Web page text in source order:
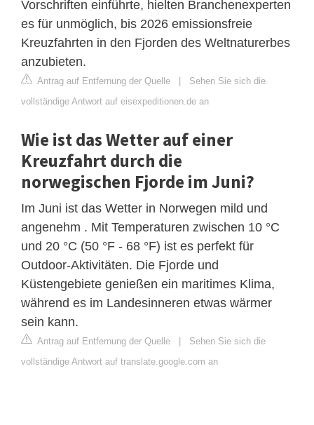
Vorschriften einführte, hielten Branchenexperten
es für unmöglich, bis 2026 emissionsfreie
Kreuzfahrten in den Fjorden des Weltnaturerbes
anzubieten.
Antrag auf Entfernung der Quelle | Sehen Sie sich die
vollständige Antwort auf eisexpeditionen.de an
Wie ist das Wetter auf einer
Kreuzfahrt durch die
norwegischen Fjorde im Juni?
Im Juni ist das Wetter in Norwegen mild und
angenehm . Mit Temperaturen zwischen 10 °C
und 20 °C (50 °F - 68 °F) ist es perfekt für
Outdoor-Aktivitäten. Die Fjorde und
Küstengebiete genießen ein maritimes Klima,
während es im Landesinneren etwas wärmer
sein kann.
Antrag auf Entfernung der Quelle | Sehen Sie sich die
vollständige Antwort auf translate.google.com an